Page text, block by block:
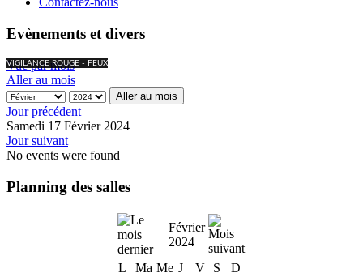
Evènements et divers
VIGILANCE ROUGE - FEUX
Vue par mois
Aller au mois
Aller au mois
Jour précédent
Samedi 17 Février 2024
Jour suivant
No events were found
Planning des salles
Février
2024
L
Ma Me J V S
D